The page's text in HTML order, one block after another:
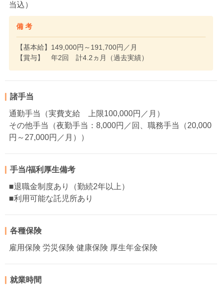
当込）
備 考
【基本給】149,000円～191,700円／月
【賞与】 年2回 計4.2ヵ月（過去実績）
諸手当
通勤手当（実費支給 上限100,000円／月）
その他手当（夜勤手当：8,000円／回、職務手当（20,000
円～27,000円／月））
手当/福利厚生備考
■退職金制度あり（勤続2年以上）
■利用可能な託児所あり
各種保険
雇用保険 労災保険 健康保険 厚生年金保険
就業時間